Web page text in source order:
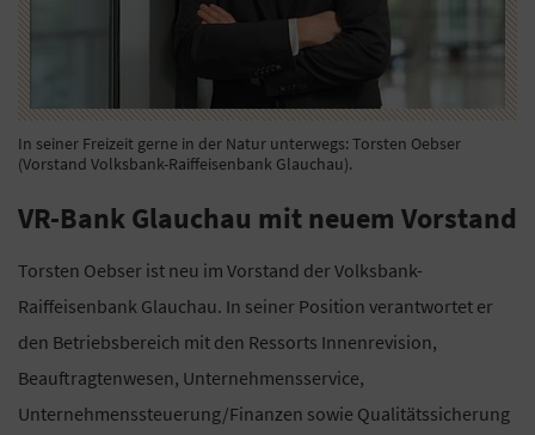
In seiner Freizeit gerne in der Natur unterwegs: Torsten Oebser
(Vorstand Volksbank-Raiffeisenbank Glauchau).
VR-Bank Glauchau mit neuem Vorstand
Torsten Oebser ist neu im Vorstand der Volksbank-
Raiffeisenbank Glauchau. In seiner Position verantwortet er
den Betriebsbereich mit den Ressorts Innenrevision,
Beauftragtenwesen, Unternehmensservice,
Unternehmenssteuerung/Finanzen sowie Qualitätssicherung